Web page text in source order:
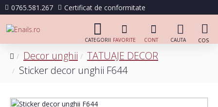
0765.581.267 Certificat de conformitate
Decor unghii
TATUAJE DECOR
Sticker decor unghii F644